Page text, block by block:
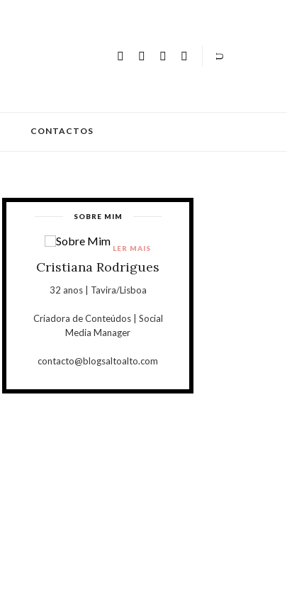
CONTACTOS
SOBRE MIM
Cristiana Rodrigues
32 anos | Tavira/Lisboa
Criadora de Conteúdos | Social
Media Manager
contacto@blogsaltoalto.com
LER MAIS